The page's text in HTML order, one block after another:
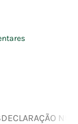
DECLARAÇÃO